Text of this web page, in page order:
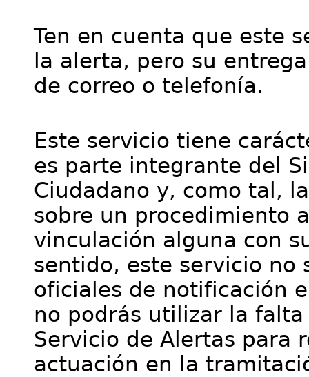
Ten en cuenta que este
la alerta, pero su
de correo o telefonía.
Este servicio tiene
es parte integrante del
Ciudadano y, como tal,
sobre un procedimiento
vinculación alguna con
sentido, este servicio no
oficiales de notificación
no podrás utilizar la
Servicio de Alertas para
actuación en la